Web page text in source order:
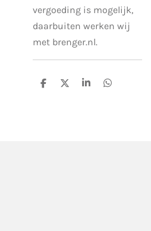
vergoeding is mogelijk,
daarbuiten werken wij
met brenger.nl.
D
D
S
D